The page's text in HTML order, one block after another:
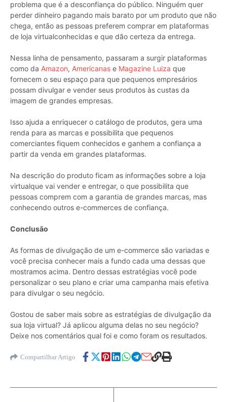
problema que é a desconfiança do público. Ninguém quer
perder dinheiro pagando mais barato por um produto que não
chega, então as pessoas preferem comprar em plataformas
de loja virtualconhecidas e que dão certeza da entrega.
Nessa linha de pensamento, passaram a surgir plataformas
como da Amazon, Americanas e Magazine Luiza que
fornecem o seu espaço para que pequenos empresários
possam divulgar e vender seus produtos às custas da
imagem de grandes empresas.
Isso ajuda a enriquecer o catálogo de produtos, gera uma
renda para as marcas e possibilita que pequenos
comerciantes fiquem conhecidos e ganhem a confiança a
partir da venda em grandes plataformas.
Na descrição do produto ficam as informações sobre a loja
virtualque vai vender e entregar, o que possibilita que
pessoas comprem com a garantia de grandes marcas, mas
conhecendo outros e-commerces de confiança.
Conclusão
As formas de divulgação de um e-commerce são variadas e
você precisa conhecer mais a fundo cada uma dessas que
mostramos acima. Dentro dessas estratégias você pode
personalizar o seu plano e criar uma campanha mais efetiva
para divulgar o seu negócio.
Gostou de saber mais sobre as estratégias de divulgação da
sua loja virtual? Já aplicou alguma delas no seu negócio?
Deixe nos comentários qual foi e como foram os resultados.
Compartilhar Artigo